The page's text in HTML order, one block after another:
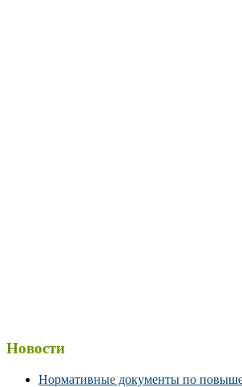
Новости
Нормативные документы по